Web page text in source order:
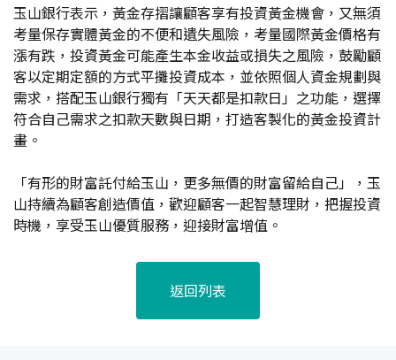
玉山銀行表示，黃金存摺讓顧客享有投資黃金機會，又無須
考量保存實體黃金的不便和遺失風險，考量國際黃金價格有
漲有跌，投資黃金可能產生本金收益或損失之風險，鼓勵顧
客以定期定額的方式平攤投資成本，並依照個人資金規劃與
需求，搭配玉山銀行獨有「天天都是扣款日」之功能，選擇
符合自己需求之扣款天數與日期，打造客製化的黃金投資計
畫。
「有形的財富託付給玉山，更多無價的財富留給自己」，玉
山持續為顧客創造價值，歡迎顧客一起智慧理財，把握投資
時機，享受玉山優質服務，迎接財富增值。
返回列表